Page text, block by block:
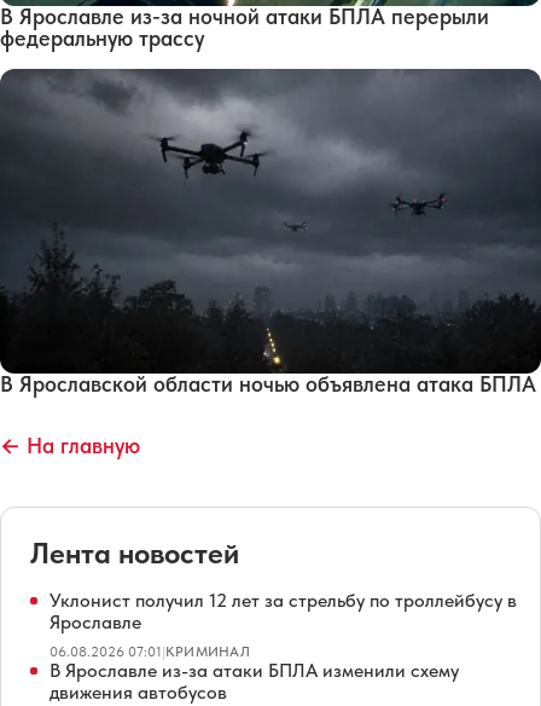
В Ярославле из-за ночной атаки БПЛА перерыли
федеральную трассу
В Ярославской области ночью объявлена атака БПЛА
← На главную
Лента новостей
Уклонист получил 12 лет за стрельбу по троллейбусу в
Ярославле
06.08.2026 07:01|КРИМИНАЛ
В Ярославле из-за атаки БПЛА изменили схему
движения автобусов